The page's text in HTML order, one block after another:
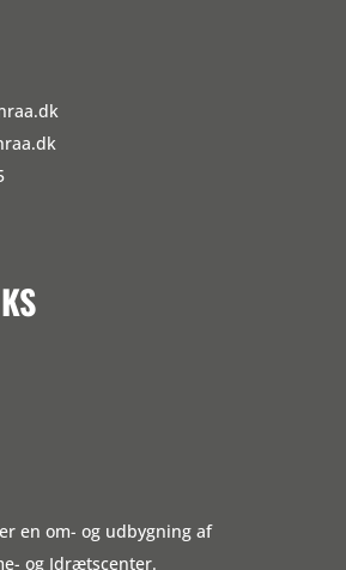
en om- og udbygning af
og Idrætscenter.